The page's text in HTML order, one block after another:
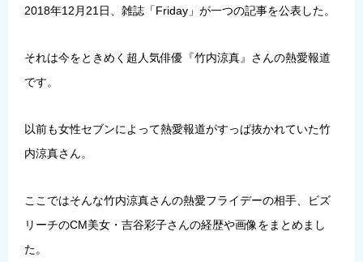
2018年12月21日、雑誌「Friday」が一つの記事を公表した。
それは今をときめく超人気俳優『竹内涼真』さんの熱愛報道
です。
以前も女性セブンによって熱愛報道がすっぱ抜かれていた竹
内涼真さん。
ここではそんな竹内涼真さんの熱愛フライデーの相手、ビズ
リーチのCM美女・吉谷彩子さんの経歴や画像をまとめまし
た。